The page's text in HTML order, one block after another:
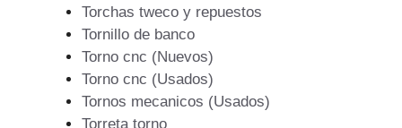
Torchas tweco y repuestos
Tornillo de banco
Torno cnc (Nuevos)
Torno cnc (Usados)
Tornos mecanicos (Usados)
Torreta torno